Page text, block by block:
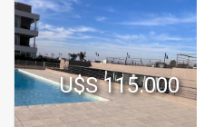
U$S 115.000